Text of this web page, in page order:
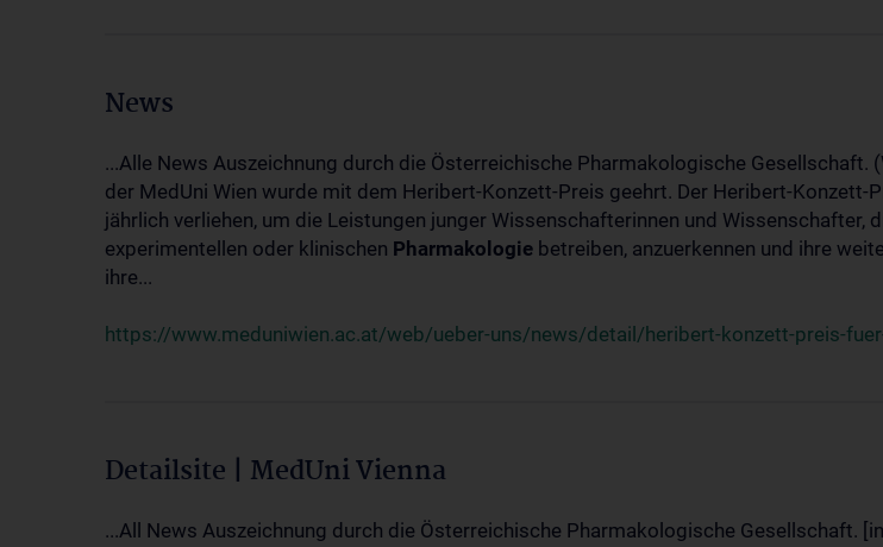
News
...Alle News Auszeichnung durch die Österreichische Pharmakologische
der MedUni Wien wurde mit dem Heribert-Konzett-Preis geehrt. Der Heribert-
jährlich verliehen, um die Leistungen junger Wissenschafterinnen und
experimentellen oder klinischen Pharmakologie betreiben, anzuerkennen und ihre
ihre...
https://www.meduniwien.ac.at/web/ueber-uns/news/detail/heribert-konzett-preis-
Detailsite | MedUni Vienna
...All News Auszeichnung durch die Österreichische Pharmakologische Gesellschaft.